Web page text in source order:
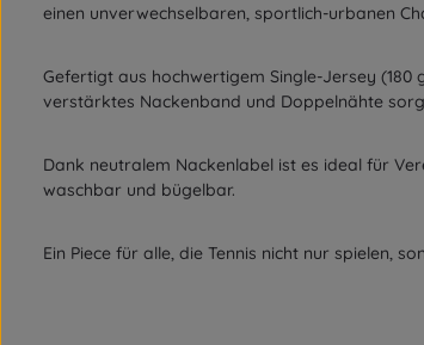
einen unverwechselbaren, sportlich-urbanen
Gefertigt aus hochwertigem Single-Jersey
verstärktes Nackenband und Doppelnähte
Dank neutralem Nackenlabel ist es ideal für
waschbar und bügelbar.
Ein Piece für alle, die Tennis nicht nur spielen,